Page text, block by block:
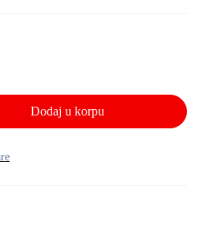
Dodaj u korpu